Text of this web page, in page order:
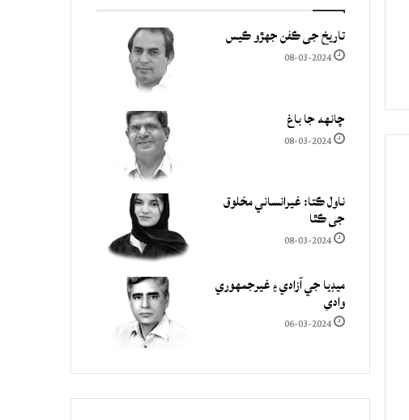
تاريخ جي ڪفن جھڙو ڪيس
08-03-2024
چانهه جا باغ
08-03-2024
ناول ڪتا: غيرانساني مخلوق
جي ڪٿا
08-03-2024
ميڊيا جي آزادي ۽ غيرجمھوري
وادي
06-03-2024